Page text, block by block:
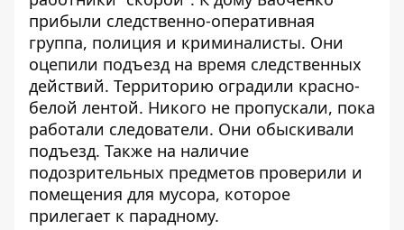
прибыли следственно-оперативная
группа, полиция и криминалисты. Они
оцепили подъезд на время следственных
действий. Территорию оградили красно-
белой лентой. Никого не пропускали, пока
работали следователи. Они обыскивали
подъезд. Также на наличие
подозрительных предметов проверили и
помещения для мусора, которое
прилегает к парадному.